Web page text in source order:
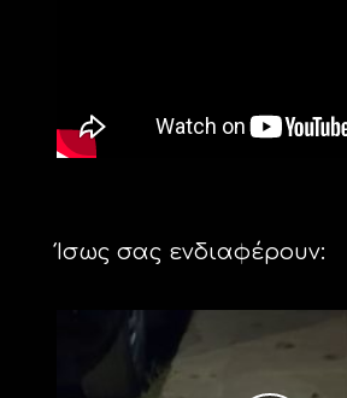
Ίσως σας ενδιαφέρουν: